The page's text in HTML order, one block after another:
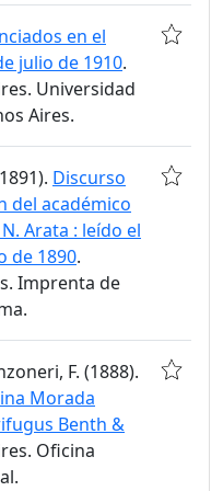
en el
julio de 1910.
Universidad
Aires.
Discurso
del académico
Arata : leído el
de 1890.
Imprenta de
F. (1888).
Morada
Benth &
Oficina